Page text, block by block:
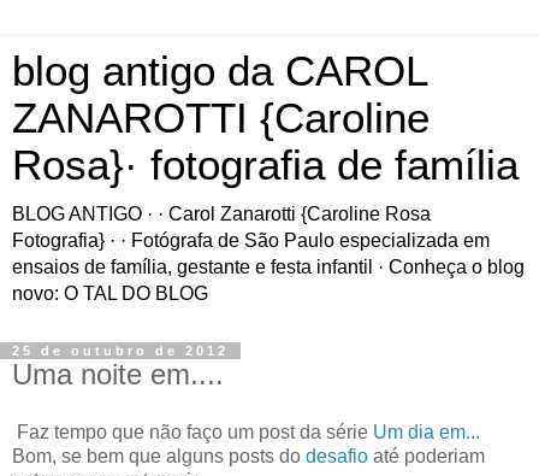
blog antigo da CAROL
ZANAROTTI {Caroline
Rosa}· fotografia de família
BLOG ANTIGO · · Carol Zanarotti {Caroline Rosa
Fotografia} · · Fotógrafa de São Paulo especializada em
ensaios de família, gestante e festa infantil · Conheça o blog
novo: O TAL DO BLOG
25 de outubro de 2012
Uma noite em....
Faz tempo que não faço um post da série Um dia em...
Bom, se bem que alguns posts do desafio até poderiam